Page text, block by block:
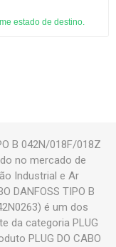
estado de destino.
B 042N/018F/018Z
no mercado de
Industrial e Ar
DANFOSS TIPO B
é um dos
da categoria PLUG
PLUG DO CABO